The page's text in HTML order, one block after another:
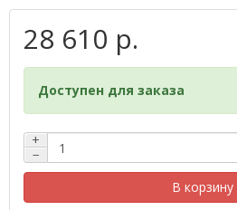
28 610 р.
Доступен для заказа
+
−
В корзину